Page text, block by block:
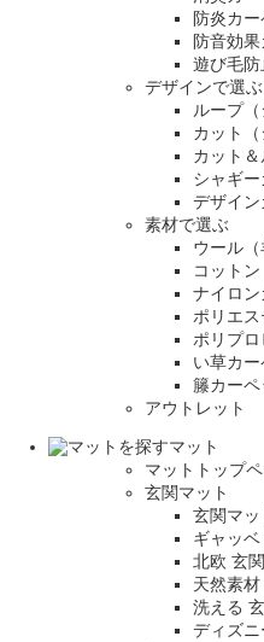
防炎カー
防音効果
遊び毛防
デザインで選ぶ
ループ
カット
カット
シャギー
デザイン
素材で選ぶ
ウール
コット
ナイロン
ポリエス
ポリプロ
い草カー
籐カーペ
アウトレット
マット
マットトップ
玄関マット
玄関マ
ギャッベ
北欧 玄
天然素材
洗える
ディズニ